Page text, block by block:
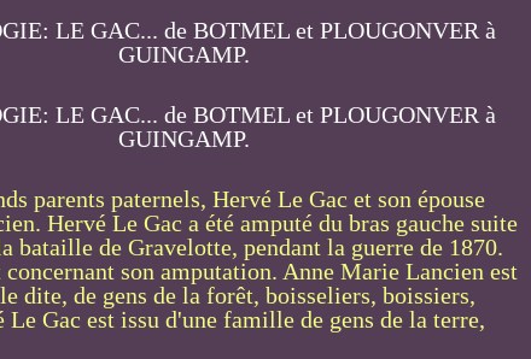
parents paternels, Hervé Le Gac et son épouse
Hervé Le Gac a été amputé du bras gauche suite
bataille de Gravelotte, pendant la guerre de 1870.
son amputation. Anne Marie Lancien est
dite, de gens de la forêt, boisseliers, boissiers,
Le Gac est issu d'une famille de gens de la terre,